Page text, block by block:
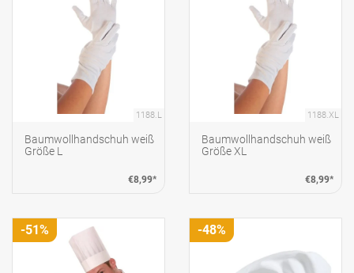
1188.L
Baumwollhandschuh weiß
Größe L
€8,99*
1188.XL
Baumwollhandschuh weiß
Größe XL
€8,99*
-51% -48%